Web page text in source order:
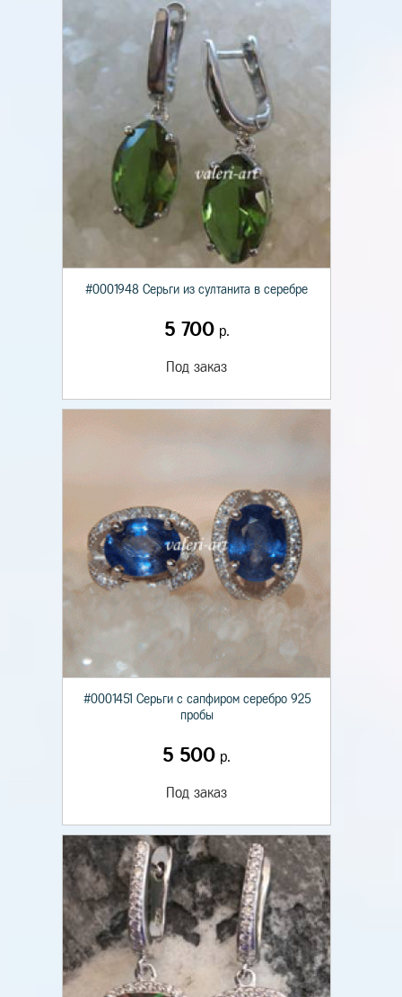
#0001948 Серьги из султанита в серебре
5 700р.
Под заказ
#0001451 Серьги с сапфиром серебро 925
пробы
5 500 р.
Под заказ